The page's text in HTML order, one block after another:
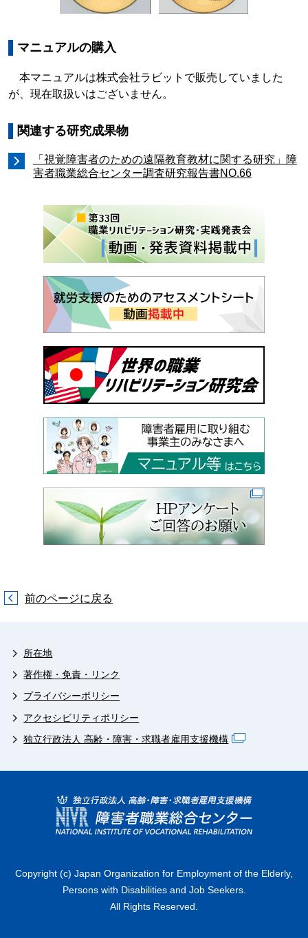
マニュアルの購入
本マニュアルは株式会社ラビットで販売していました
が、現在取扱いはございません。
関連する研究成果物
「視覚障害者のための遠隔教育教材に関する研究」障
害者職業総合センター調査研究報告書NO.66
前のページに戻る
所在地
著作権・免責・リンク
プライバシーポリシー
アクセシビリティポリシー
独立行政法人 高齢・障害・求職者雇用支援機構
Copyright (c) Japan Organization for Employment of the Elderly,
Persons with Disabilities and Job Seekers.
All Rights Reserved.